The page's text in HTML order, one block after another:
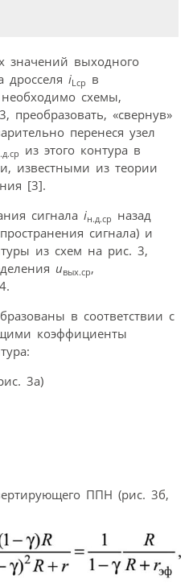
значений выходного
дросселя iLср в
схемы,
преобразовать, «свернув»
перенеся узел
из этого контура в
известными из теории
[3].
сигнала iн.д.ср назад
сигнала) и
из схем на рис. 3,
uвых.ср,
в соответствии с
коэффициенты
3а)
ППН (рис. 3б,